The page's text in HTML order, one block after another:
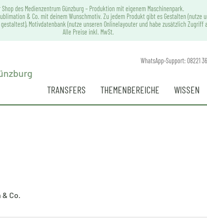
Shop des Medienzentrum Günzburg – Produktion mit eigenem Maschinenpark.
& Co. mit deinem Wunschmotiv. Zu jedem Produkt gibt es Gestalten (nutze
Motivdatenbank (nutze unseren Onlinelayouter und habe zusätzlich Zugriff
Alle Preise inkl. MwSt.
WhatsApp-Support: 08221
TRANSFERS THEMENBEREICHE WISSEN
Co.